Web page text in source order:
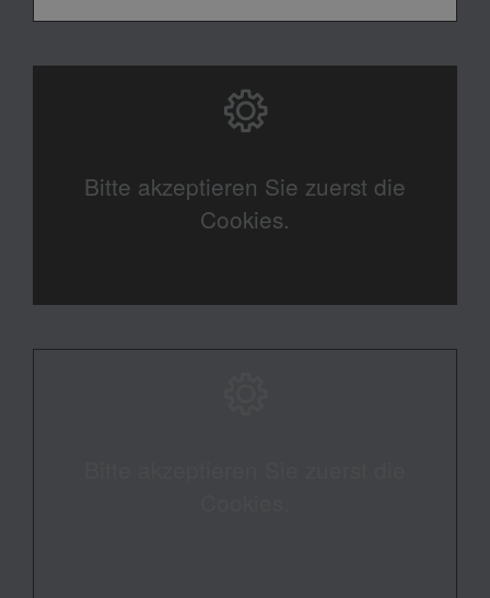
Bitte akzeptieren Sie zuerst die
Cookies.